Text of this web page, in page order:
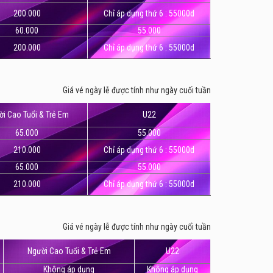
Quốc. Rạp được đầu tư hệ thống trang thiết bị
làm việc và học tập mệt mỏi. Hiện tại rạp có
200.000 Chỉ áp dụng thứ 6 : 55000d
60.000
55.000
200.000 Chỉ áp dụng thứ 6 : 55000d
Giá vé ngày lễ được tính như ngày cuối tuần
Cao Tuổi & Trẻ Em U22
65.000
55.000
210.000 Chỉ áp dụng thứ 6 : 55000d
65.000
55.000
210.000 Chỉ áp dụng thứ 6 : 55000d
Giá vé ngày lễ được tính như ngày cuối tuần
Người Cao Tuổi & Trẻ Em U22
Không áp dụng
Không áp dụng